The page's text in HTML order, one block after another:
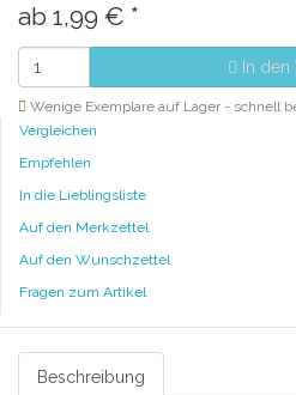
ab 1,99 € *
In
Wenige Exemplare auf Lager - schnell
Vergleichen
Empfehlen
In die Lieblingsliste
Auf den Merkzettel
Auf den Wunschzettel
Fragen zum Artikel
Beschreibung